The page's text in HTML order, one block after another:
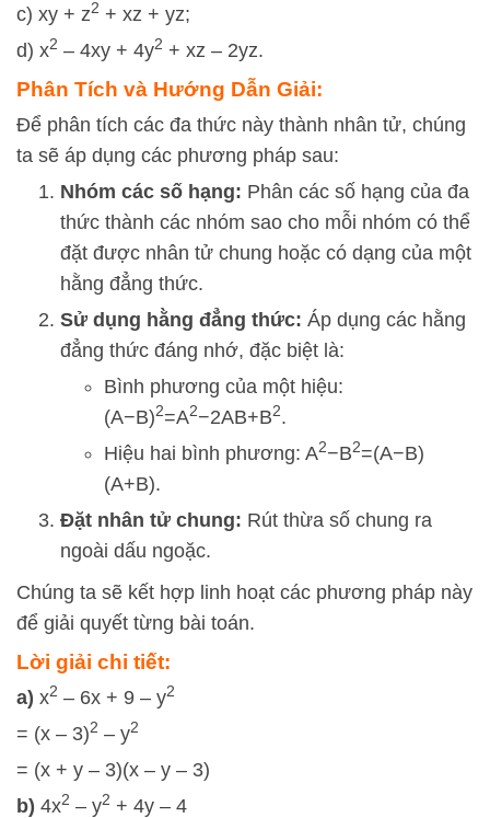
c) xy + z2 + xz + yz;
d) x2 – 4xy + 4y2 + xz – 2yz.
Phân Tích và Hướng Dẫn Giải:
Để phân tích các đa thức này thành nhân tử, chúng
ta sẽ áp dụng các phương pháp sau:
Nhóm các số hạng: Phân các số hạng của đa
thức thành các nhóm sao cho mỗi nhóm có thể
đặt được nhân tử chung hoặc có dạng của một
hằng đẳng thức.
Sử dụng hằng đẳng thức: Áp dụng các hằng
đẳng thức đáng nhớ, đặc biệt là:
Bình phương của một hiệu:
(A−B)2=A2−2AB+B2.
Hiệu hai bình phương: A2−B2=(A−B)
(A+B).
Đặt nhân tử chung: Rút thừa số chung ra
ngoài dấu ngoặc.
Chúng ta sẽ kết hợp linh hoạt các phương pháp này
để giải quyết từng bài toán.
Lời giải chi tiết:
a) x2 – 6x + 9 – y2
= (x – 3)2 – y2
= (x + y – 3)(x – y – 3)
b) 4x2 – y2 + 4y – 4